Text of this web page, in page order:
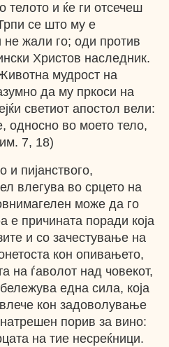
телото и ќе ги отсечеш
се што му е
не жали го; оди против
Христов наследник.
мудрост на
да му пркоси на
светиот апостол вели:
односно во моето тело,
7, 18)
и пијанствого,
влегува во срцето на
може да го
е причината поради која
и со зачестување на
кон опивањето,
на ѓаволот над човекот,
една сила, која
кон задоволување
порив за вино:
на тие несреќници.